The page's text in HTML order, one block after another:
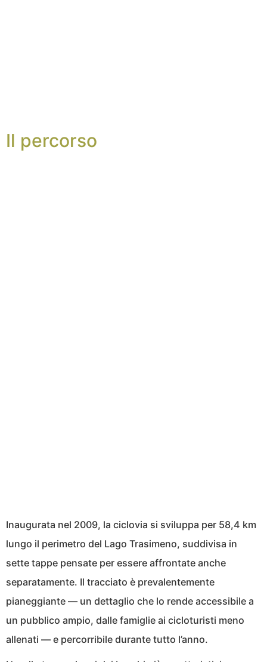
Il percorso
Inaugurata nel 2009, la ciclovia si sviluppa per 58,4 km
lungo il perimetro del Lago Trasimeno, suddivisa in
sette tappe pensate per essere affrontate anche
separatamente. Il tracciato è prevalentemente
pianeggiante — un dettaglio che lo rende accessibile a
un pubblico ampio, dalle famiglie ai cicloturisti meno
allenati — e percorribile durante tutto l’anno.